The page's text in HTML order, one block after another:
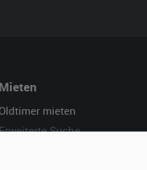
Mieten
Oldtimer mieten
Suche